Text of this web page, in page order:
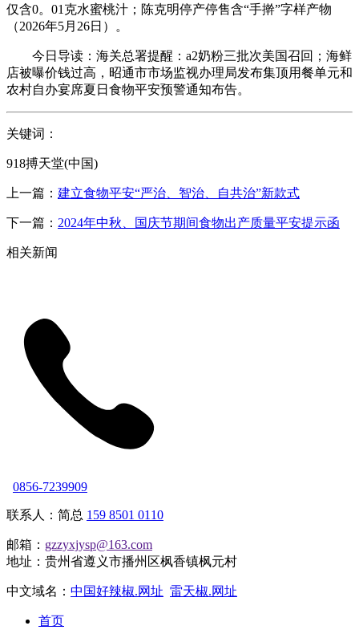
仅含0。01克水蜜桃汁；陈克明停产停售含“手擀”字样产物
（2026年5月26日）。
今日导读：海关总署提醒：a2奶粉三批次美国召回；海鲜
店被曝价钱过高，昭通市市场监视办理局发布集顶用餐单元和
农村自办宴席夏日食物平安预警通知布告。
关键词：
918搏天堂(中国)
上一篇： 建立食物平安“严治、智治、自共治”新款式
下一篇： 2024年中秋、国庆节期间食物出产质量平安提示函
相关新闻
0856-7239909
联系人：简总 159 8501 0110
邮箱： gzzyxjysp@163.com
地址：贵州省遵义市播州区枫香镇枫元村
中文域名： 中国好辣椒.网址 雷天椒.网址
首页